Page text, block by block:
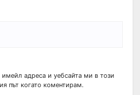
имейл адреса и уебсайта ми в този
път когато коментирам.